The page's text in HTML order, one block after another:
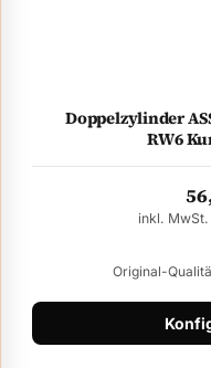
Doppelzylinder
RW6
inkl.
Original-